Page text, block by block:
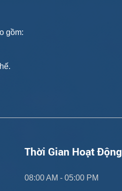
gồm:
Thời Gian Hoạt Động
08:00 AM - 05:00 PM